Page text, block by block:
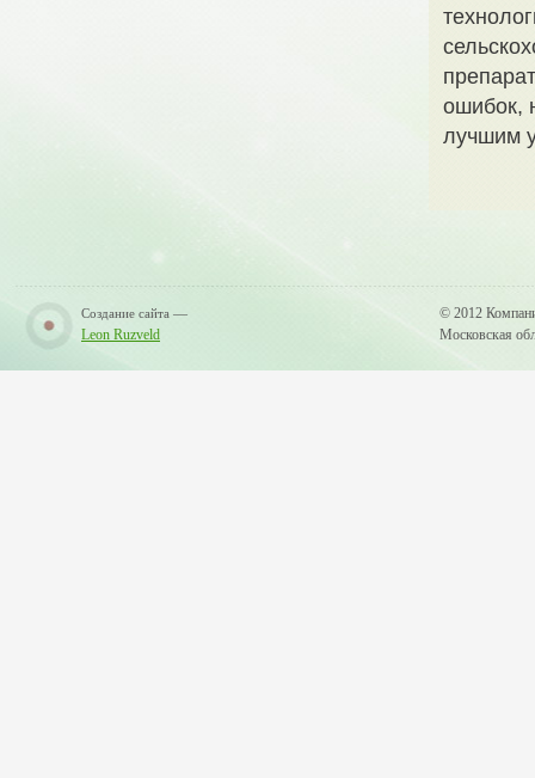
ошибок,
лучшим
Создание сайта —
Leon Ruzveld
© 2012
Московская